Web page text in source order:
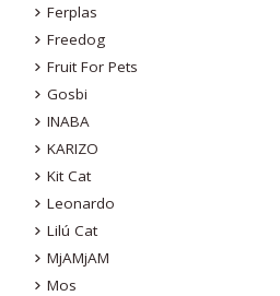
Ferplas
Freedog
Fruit For Pets
Gosbi
INABA
KARIZO
Kit Cat
Leonardo
Lilú Cat
MjAMjAM
Mos